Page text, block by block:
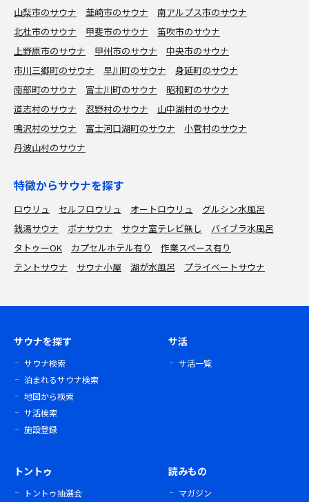
山梨市のサウナ
韮崎市のサウナ
南アルプス市のサウナ
北杜市のサウナ
甲斐市のサウナ
笛吹市のサウナ
上野原市のサウナ
甲州市のサウナ
中央市のサウナ
市川三郷町のサウナ
早川町のサウナ
身延町のサウナ
南部町のサウナ
富士川町のサウナ
昭和町のサウナ
道志村のサウナ
忍野村のサウナ
山中湖村のサウナ
鳴沢村のサウナ
富士河口湖町のサウナ
小菅村のサウナ
丹波山村のサウナ
特徴からサウナを探す
ロウリュ セルフロウリュ オートロウリュ
グルシン水風呂
銭湯サウナ
ボナサウナ サウナ室テレビ無し
バイブラ水風呂
タトゥーOK
カプセルホテル有り
作業スペース有り
テントサウナ
サウナ小屋 湖が水風呂 プライベートサウナ
サウナを探す
サウナ検索
泊まれるサウナ検索
地図から検索
サ活検索
施設登録
サ活
サ活一覧
トントゥ
トントゥ抽選会
読みもの
マガジン